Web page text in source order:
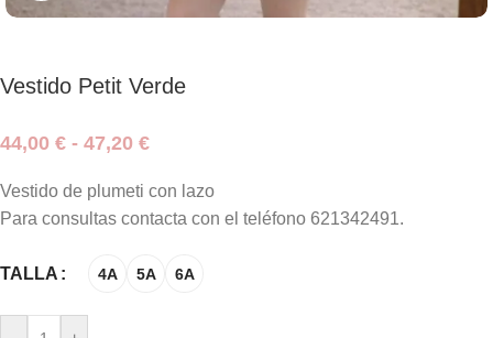
Vestido Petit Verde
44,00 € - 47,20 €
Vestido de plumeti con lazo
Para consultas contacta con el teléfono 621342491.
TALLA 4A 5A 6A